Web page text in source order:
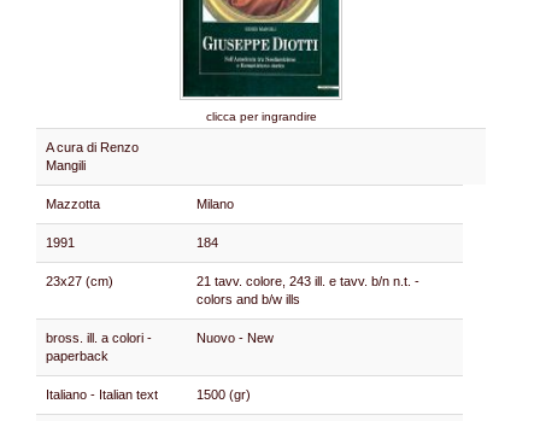
clicca per ingrandire
A cura di Renzo
Mangili
Mazzotta Milano
1991 184
23x27 (cm)
21 tavv. colore, 243 ill. e tavv. b/n n.t. -
colors and b/w ills
bross. ill. a colori -
paperback
Nuovo - New
Italiano - Italian text 1500 (gr)